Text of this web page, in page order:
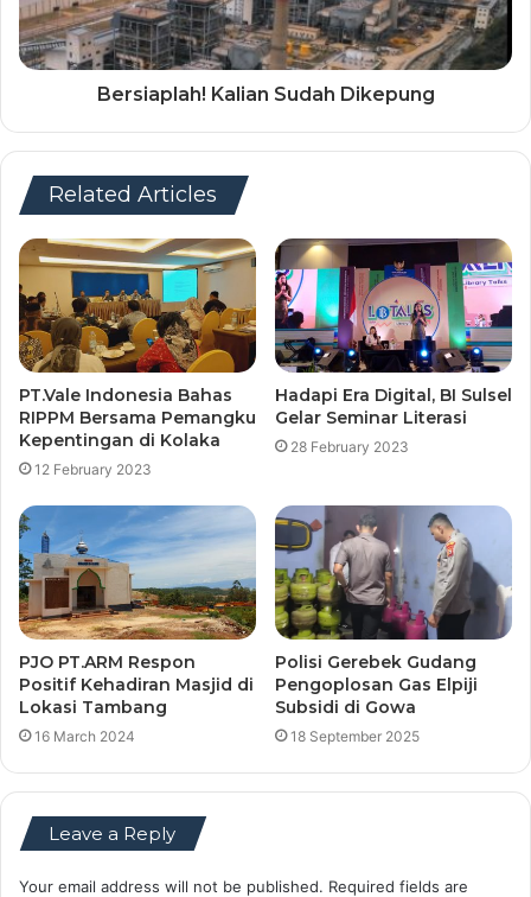
Bersiaplah! Kalian Sudah Dikepung
Related Articles
PT.Vale Indonesia Bahas
RIPPM Bersama Pemangku
Kepentingan di Kolaka
12 February 2023
Hadapi Era Digital, BI Sulsel
Gelar Seminar Literasi
28 February 2023
PJO PT.ARM Respon
Positif Kehadiran Masjid di
Lokasi Tambang
16 March 2024
Polisi Gerebek Gudang
Pengoplosan Gas Elpiji
Subsidi di Gowa
18 September 2025
Leave a Reply
Your email address will not be published. Required fields are